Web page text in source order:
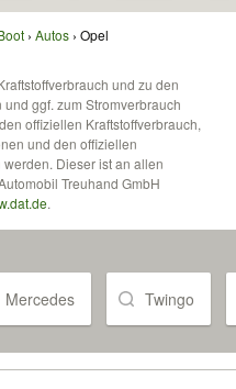
Autos Opel
und zu den
ggf. zum Stromverbrauch
offiziellen Kraftstoffverbrauch,
und den offiziellen
Dieser ist an allen
Treuhand GmbH
.
Mercedes Twingo